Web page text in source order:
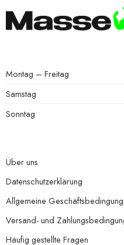
Montag – Freitag
Samstag
Sonntag
Über uns
Datenschutzerklärung
Allgemeine
Versand- und
Häufig gestellte Fragen